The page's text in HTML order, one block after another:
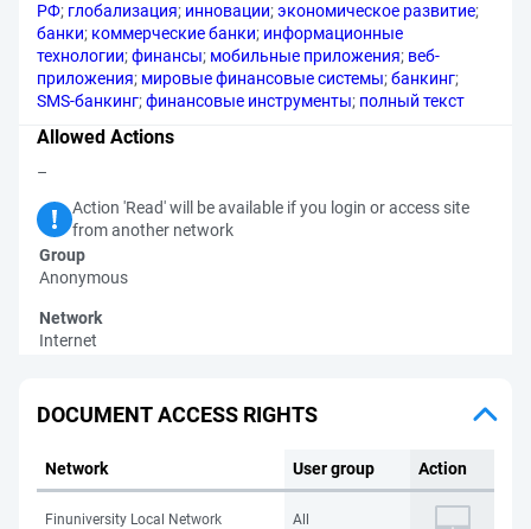
РФ; глобализация; инновации;экономическое развитие;
банки; коммерческие банки; информационные
технологии;финансы; мобильные приложения; веб-
приложения; мировые финансовые системы;банкинг;
SMS-банкинг;финансовые инструменты; полный текст
Allowed Actions
–
Action 'Read' will be available if you login or access site
from another network
Group
Anonymous
Network
Internet
DOCUMENT ACCESS RIGHTS
Network User group Action
Finuniversity Local Network All